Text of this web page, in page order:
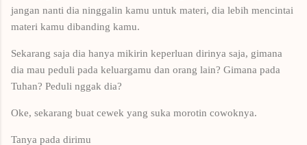
jangan nanti dia ninggalin kamu untuk materi, dia lebih mencintai
materi kamu dibanding kamu.
Sekarang saja dia hanya mikirin keperluan dirinya saja, gimana
dia mau peduli pada keluargamu dan orang lain? Gimana pada
Tuhan? Peduli nggak dia?
Oke, sekarang buat cewek yang suka morotin cowoknya.
Tanya pada dirimu